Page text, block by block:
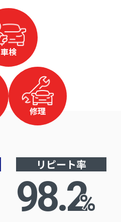
車検
修理
リピート率
98.2%